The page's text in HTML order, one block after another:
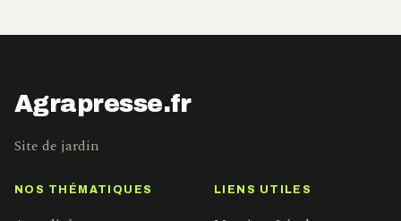
Agrapresse.fr
Site de jardin
NOS THÉMATIQUES LIENS UTILES